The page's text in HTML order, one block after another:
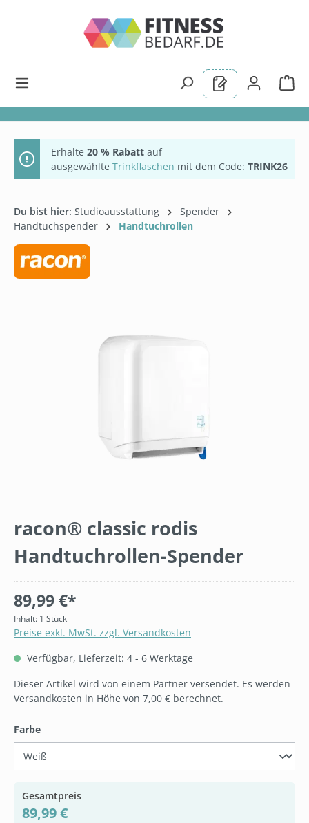
Erhalte 20 % Rabatt auf
ausgewählte Trinkflaschen mit dem Code: TRINK26
Du bist hier: Studioausstattung
Spender
Handtuchspender
Handtuchrollen
racon® classic rodis
Handtuchrollen-Spender
89,99 €*
Inhalt: 1 Stück
Preise exkl. MwSt. zzgl. Versandkosten
Verfügbar, Lieferzeit: 4 - 6 Werktage
Dieser Artikel wird von einem Partner versendet. Es werden
Versandkosten in Höhe von 7,00 € berechnet.
Farbeauswählen
Gesamtpreis
89,99 €